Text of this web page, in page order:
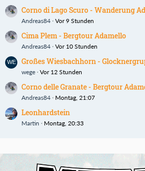
Corno di Lago Scuro - Wanderung
Andreas84 Vor 9 Stunden
Cima Plem - Bergtour Adamello
Andreas84 Vor 10 Stunden
Großes Wiesbachhorn -
wege Vor 12 Stunden
Corno delle Granate - Bergtour
Andreas84 Montag, 21:07
Leonhardstein
Martin Montag, 20:33